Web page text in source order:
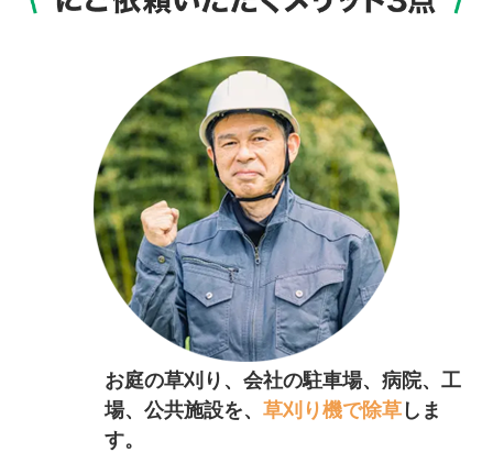
お庭の草刈り、会社の駐車場、病院、工
場、公共施設を、草刈り機で除草 しま
す。